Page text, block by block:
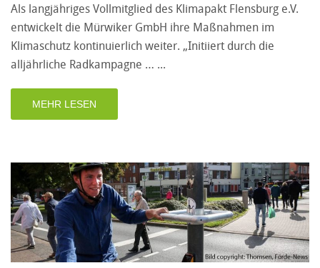
Als langjähriges Vollmitglied des Klimapakt Flensburg e.V.
entwickelt die Mürwiker GmbH ihre Maßnahmen im
Klimaschutz kontinuierlich weiter. „Initiiert durch die
alljährliche Radkampagne …
MEHR LESEN